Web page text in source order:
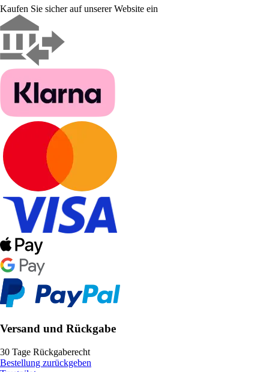
Kaufen Sie sicher auf unserer Website ein
Versand und Rückgabe
30 Tage Rückgaberecht
Bestellung zurückgeben